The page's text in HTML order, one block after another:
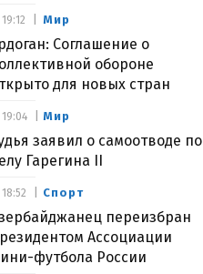
Мир
Соглашение о
обороне
для новых стран
19:12
Мир
заявил о самоотводе по
Гарегина II
19:04
Спорт
переизбран
Ассоциации
футбола России
18:52